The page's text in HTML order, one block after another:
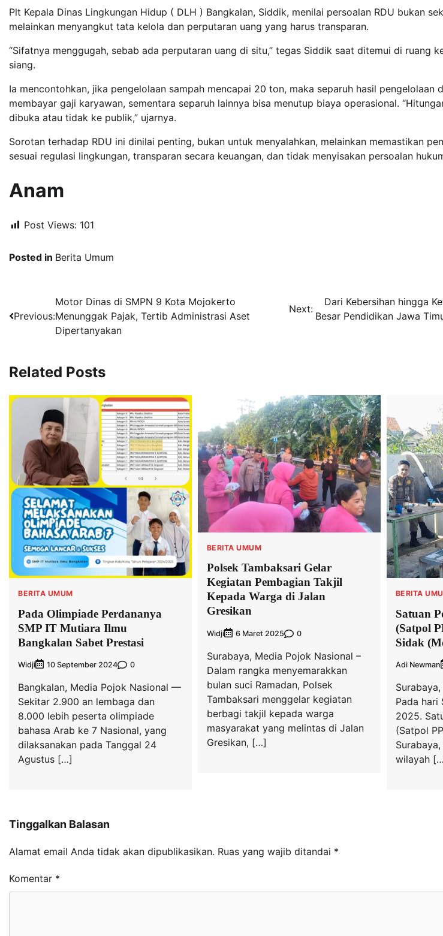
Plt Kepala Dinas Lingkungan Hidup ( DLH ) Bangkalan, Siddik, menilai persoalan RDU bukan
melainkan menyangkut tata kelola dan perputaran uang yang harus transparan.
“Sifatnya menggugah, sebab ada perputaran uang di situ,” tegas Siddik saat ditemui di ruang
siang.
Ia mencontohkan, jika pengelolaan sampah mencapai 20 ton, maka separuh hasil pengelolaan
membayar gaji karyawan, sementara separuh lainnya bisa menutup biaya operasional.
dibuka atau tidak ke publik,” ujarnya.
Sorotan terhadap RDU ini dinilai penting, bukan untuk menyalahkan, melainkan memastikan
sesuai regulasi lingkungan, transparan secara keuangan, dan tidak menyisakan persoalan
Anam
Post Views: 101
Posted in Berita Umum
Navigasi
pos
Previous:
Motor Dinas di SMPN 9 Kota Mojokerto
Menunggak Pajak, Tertib Administrasi Aset
Dipertanyakan
Next:
Dari Kebersihan hingga
Besar Pendidikan Jawa
Related Posts
BERITA UMUM
Pada Olimpiade Perdananya
SMP IT Mutiara Ilmu
Bangkalan Sabet Prestasi
Widji 10 September 2024 0
Bangkalan, Media Pojok Nasional —
Sekitar 2.900 an lembaga dan
8.000 lebih peserta olimpiade
bahasa Arab ke 7 Nasional, yang
dilaksanakan pada Tanggal 24
Agustus […]
BERITA UMUM
Polsek Tambaksari Gelar
Kegiatan Pembagian Takjil
Kepada Warga di Jalan
Gresikan
Widji 6 Maret 2025 0
Surabaya, Media Pojok Nasional –
Dalam rangka menyemarakkan
bulan suci Ramadan, Polsek
Tambaksari menggelar kegiatan
berbagi takjil kepada warga
masyarakat yang melintas di Jalan
Gresikan, […]
BERITA
Satuan
(Satpol
Sidak
Adi Newman
Pada hari
2025.
(Satpol
wilayah
Tinggalkan Balasan
Alamat email Anda tidak akan dipublikasikan. Ruas yang wajib ditandai *
Komentar *